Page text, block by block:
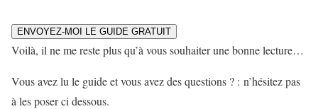
Voilà, il ne me reste plus qu’à vous souhaiter une bonne lecture…
Vous avez lu le guide et vous avez des questions ? : n’hésitez pas
à les poser ci dessous.